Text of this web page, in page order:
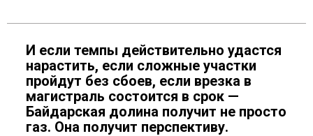
И если темпы действительно удастся
нарастить, если сложные участки
пройдут без сбоев, если врезка в
магистраль состоится в срок —
Байдарская долина получит не просто
газ. Она получит перспективу.